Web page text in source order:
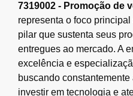
7319002 - Promoção de
representa o foco
pilar que sustenta seus
entregues ao mercado. A
excelência e
buscando
investir em tecnologia e